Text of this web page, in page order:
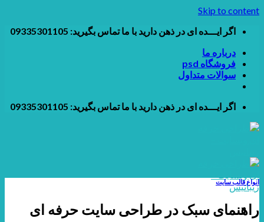
Skip to content
اگر ایـــده ای در ذهن دارید با ما تماس بگیرید: 09335301105
درباره ما
فروشگاه psd
سوالات متداول
اگر ایـــده ای در ذهن دارید با ما تماس بگیرید: 09335301105
انواع قالب سایت
راهنمای سبک در طراحی سایت حرفه ای